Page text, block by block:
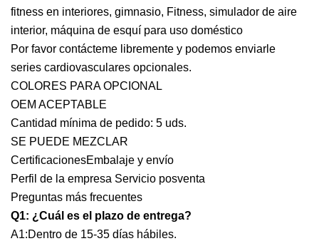
fitness en interiores, gimnasio, Fitness, simulador de aire
interior, máquina de esquí para uso doméstico
Por favor contácteme libremente y podemos enviarle
series cardiovasculares opcionales.
COLORES PARA OPCIONAL
OEM ACEPTABLE
Cantidad mínima de pedido: 5 uds.
SE PUEDE MEZCLAR
CertificacionesEmbalaje y envío
Perfil de la empresa Servicio posventa
Preguntas más frecuentes
Q1: ¿Cuál es el plazo de entrega?
A1:Dentro de 15-35 días hábiles.